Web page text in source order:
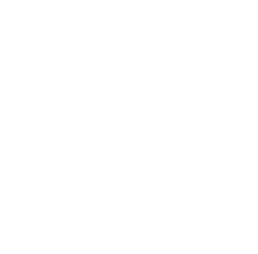
favorite